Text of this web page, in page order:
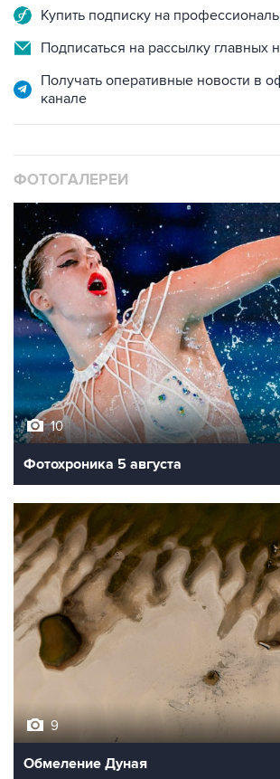
Подписаться на рассылку главных
Получать оперативные новости в
10
Фотохроника 5 августа
Обмеление Дуная